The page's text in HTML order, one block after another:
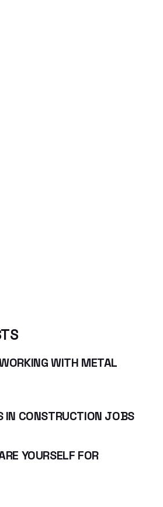
WITH METAL
IN CONSTRUCTION JOBS
YOURSELF FOR